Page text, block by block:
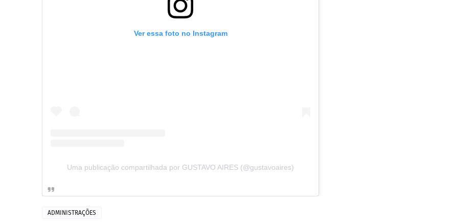
Ver essa foto no Instagram
Uma publicação compartilhada por GUSTAVO AIRES (@gustavoaires)
ADMINISTRAÇÕES